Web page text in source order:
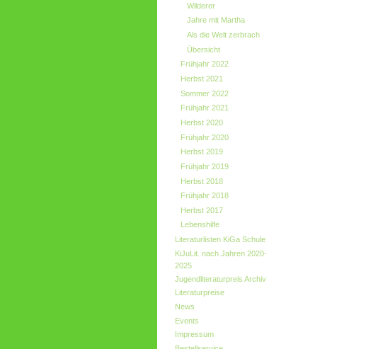
Wilderer
Jahre mit Martha
Als die Welt zerbrach
Übersicht
Frühjahr 2022
Herbst 2021
Sommer 2022
Frühjahr 2021
Herbst 2020
Frühjahr 2020
Herbst 2019
Frühjahr 2019
Herbst 2018
Frühjahr 2018
Herbst 2017
Lebenshilfe
Literaturlisten KiGa Schule
KiJuLit. nach Jahren 2020-
2025
Jugendliteraturpreis Archiv
Literaturpreise
News
Events
Impressum